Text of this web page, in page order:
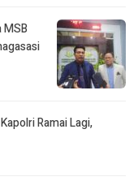
Ramai Lagi,